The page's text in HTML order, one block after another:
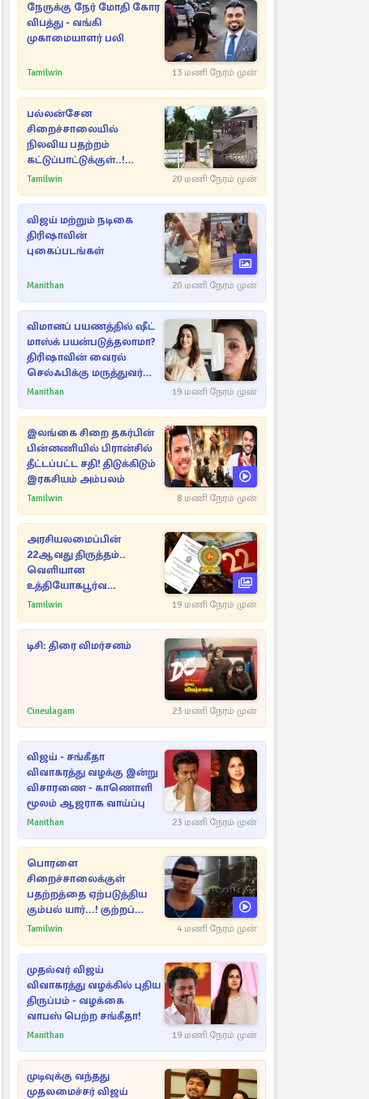
நேருக்கு நேர் மோதி கோர
விபத்து - வங்கி
முகாமையாளர் பலி
Tamilwin 13 மணி நேரம் முன்
பல்லன்சேன
சிறைச்சாலையில்
நிலவிய பதற்றம்
கட்டுப்பாட்டுக்குள்..!
அதிரடியாக களமிறங்கிய
Tamilwin 20 மணி நேரம் முன்
விஜய் மற்றும் நடிகை
திரிஷாவின்
புகைப்படங்கள்
Manithan 20 மணி நேரம் முன்
விமானப் பயணத்தில் ஷீட்
மாஸ்க் பயன்படுத்தலாமா?
திரிஷாவின் வைரல்
செல்ஃபிக்கு மருத்துவர்
விளக்கம்
Manithan 19 மணி நேரம் முன்
இலங்கை சிறை தகர்பின்
பின்னணியில் பிரான்சில்
தீட்டப்பட்ட சதி! திடுக்கிடும்
இரகசியம் அம்பலம்
Tamilwin 8 மணி நேரம் முன்
அரசியலமைப்பின்
22ஆவது திருத்தம்..
வெளியான
உத்தியோகபூர்வ
அறிவிப்பு!
Tamilwin 19 மணி நேரம் முன்
டிசி: திரை விமர்சனம்
Cineulagam 23 மணி நேரம் முன்
விஜய் - சங்கீதா
விவாகரத்து வழக்கு இன்று
விசாரணை - காணொளி
மூலம் ஆஜராக வாய்ப்பு
Manithan 23 மணி நேரம் முன்
பொரளை
சிறைச்சாலைக்குள்
பதற்றத்தை ஏற்படுத்திய
கும்பல் யார்...! குற்றப்
பின்னணி தொடர்பில்
Tamilwin 4 மணி நேரம் முன்
முதல்வர் விஜய்
விவாகரத்து வழக்கில் புதிய
திருப்பம் - வழக்கை
வாபஸ் பெற்ற சங்கீதா!
Manithan 19 மணி நேரம் முன்
முடிவுக்கு வந்தது
முதலமைச்சர் விஜய்